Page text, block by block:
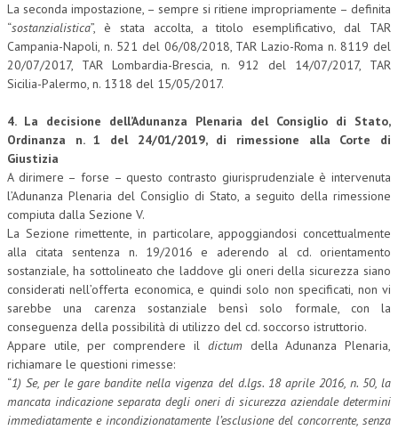
La seconda impostazione, – sempre si ritiene impropriamente – definita
“sostanzialistica”, è stata accolta, a titolo esemplificativo, dal TAR
Campania-Napoli, n. 521 del 06/08/2018, TAR Lazio-Roma n. 8119 del
20/07/2017, TAR Lombardia-Brescia, n. 912 del 14/07/2017, TAR
Sicilia-Palermo, n. 1318 del 15/05/2017.
4. La decisione dell’Adunanza Plenaria del Consiglio di Stato,
Ordinanza n. 1 del 24/01/2019, di rimessione alla Corte di
Giustizia
A dirimere – forse – questo contrasto giurisprudenziale è intervenuta
l’Adunanza Plenaria del Consiglio di Stato, a seguito della rimessione
compiuta dalla Sezione V.
La Sezione rimettente, in particolare, appoggiandosi concettualmente
alla citata sentenza n. 19/2016 e aderendo al cd. orientamento
sostanziale, ha sottolineato che laddove gli oneri della sicurezza siano
considerati nell’offerta economica, e quindi solo non specificati, non vi
sarebbe una carenza sostanziale bensì solo formale, con la
conseguenza della possibilità di utilizzo del cd. soccorso istruttorio.
Appare utile, per comprendere il dictumdella Adunanza Plenaria,
richiamare le questioni rimesse:
“1) Se, per le gare bandite nella vigenza del d.lgs. 18 aprile 2016, n. 50, la
mancata indicazione separata degli oneri di sicurezza aziendale determini
immediatamente e incondizionatamente l’esclusione del concorrente, senza